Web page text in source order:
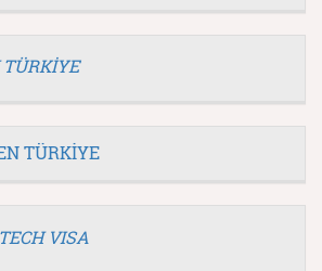
TÜRKİYE
VISA